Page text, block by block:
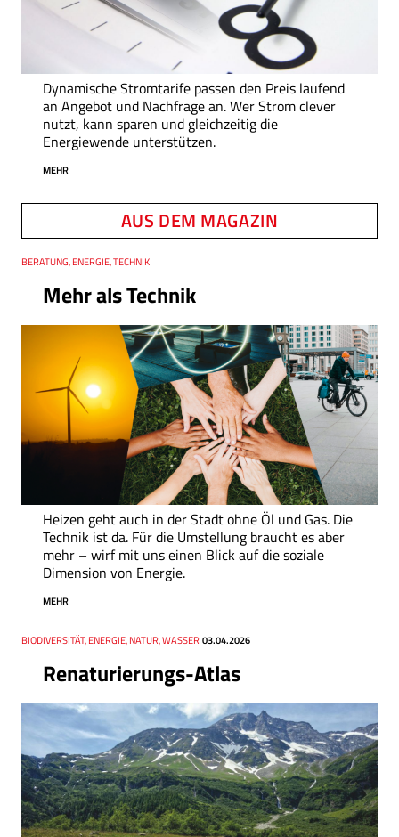
Dynamische Stromtarife passen den Preis laufend
an Angebot und Nachfrage an. Wer Strom clever
nutzt, kann sparen und gleichzeitig die
Energiewende unterstützen.
MEHR
AUS DEM MAGAZIN
Mehr als Technik
Thema
BERATUNG, ENERGIE, TECHNIK
Heizen geht auch in der Stadt ohne Öl und Gas. Die
Technik ist da. Für die Umstellung braucht es aber
mehr – wirf mit uns einen Blick auf die soziale
Dimension von Energie.
MEHR
Renaturierungs-Atlas
Thema
BIODIVERSITÄT, ENERGIE, NATUR, WASSER
Datum 03.04.2026